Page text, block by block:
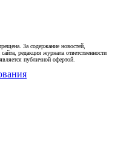
За содержание новостей,
редакция журнала ответственности
публичной офертой.